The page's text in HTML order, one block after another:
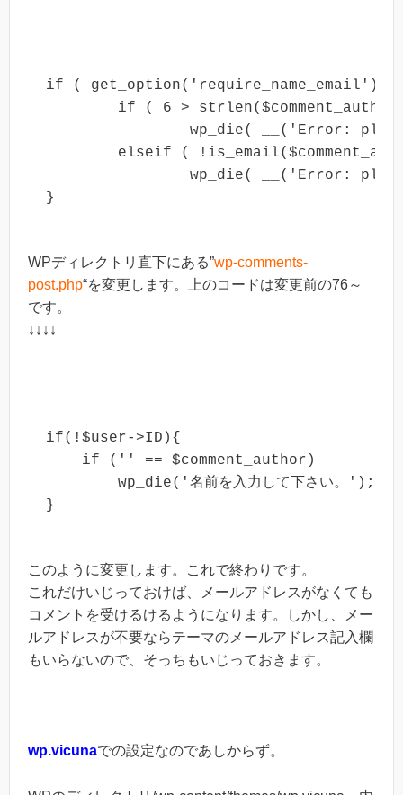
if ( get_option('require_name_email')
}
WPディレクトリ直下にある”wp-comments-
post.php“を変更します。上のコードは変更前の76～
です。
↓↓↓↓
if(!$user->ID){
    if ('' == $comment_author)
        wp_die('名前を入力して下さい。');
}
このように変更します。これで終わりです。
これだけいじっておけば、メールアドレスがなくても
コメントを受けるけるようになります。しかし、メー
ルアドレスが不要ならテーマのメールアドレス記入欄
もいらないので、そっちもいじっておきます。
wp.vicunaでの設定なのであしからず。